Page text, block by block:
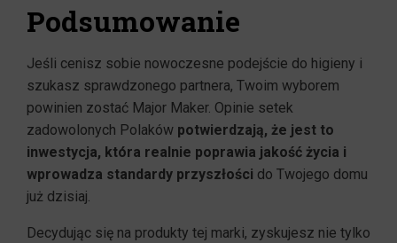
Podsumowanie
Jeśli cenisz sobie nowoczesne podejście do higieny i
szukasz sprawdzonego partnera, Twoim wyborem
powinien zostać Major Maker. Opinie setek
zadowolonych Polaków potwierdzają, że jest to
inwestycja, która realnie poprawia jakość życia i
wprowadza standardy przyszłości do Twojego domu
już dzisiaj.
Decydując się na produkty tej marki, zyskujesz nie tylko